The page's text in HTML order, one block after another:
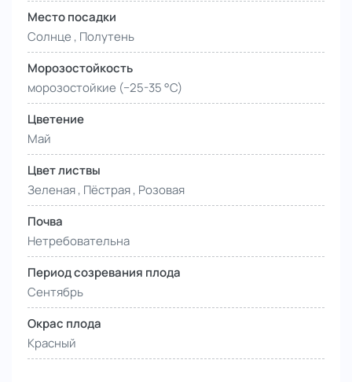
Место посадки
Солнце , Полутень
Морозостойкость
морозостойкие (−25-35 °С)
Цветение
Май
Цвет листвы
Зеленая , Пёстрая , Розовая
Почва
Нетребовательна
Период созревания плода
Сентябрь
Окрас плода
Красный